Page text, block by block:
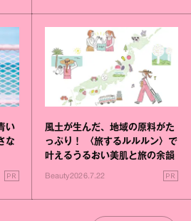
い
な
PR
風土が生んだ、地域の原料がた
っぷり！ 〈旅するルルルン〉で
叶えるうるおい美肌と旅の余韻
Beauty2026.7.22 PR